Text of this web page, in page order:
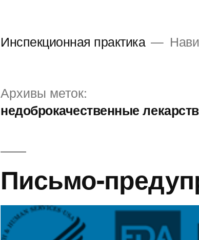
Инспекционная практика
Архивы меток:
недоброкачественные
Письмо-